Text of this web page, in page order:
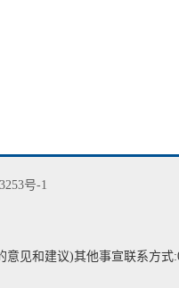
号-1
意见和建议)其他事宣联系方式